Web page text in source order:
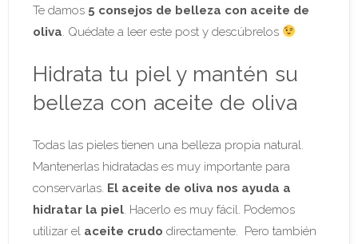
Te damos 5 consejos de belleza con aceite de
oliva . Quédate a leer este post y descúbrelos
Hidrata tu piel y mantén su
belleza con aceite de oliva
Todas las pieles tienen una belleza propia natural.
Mantenerlas hidratadas es muy importante para
conservarlas. El aceite de oliva nos ayuda a
hidratar la piel. Hacerlo es muy fácil. Podemos
utilizar el aceite crudo directamente. Pero también